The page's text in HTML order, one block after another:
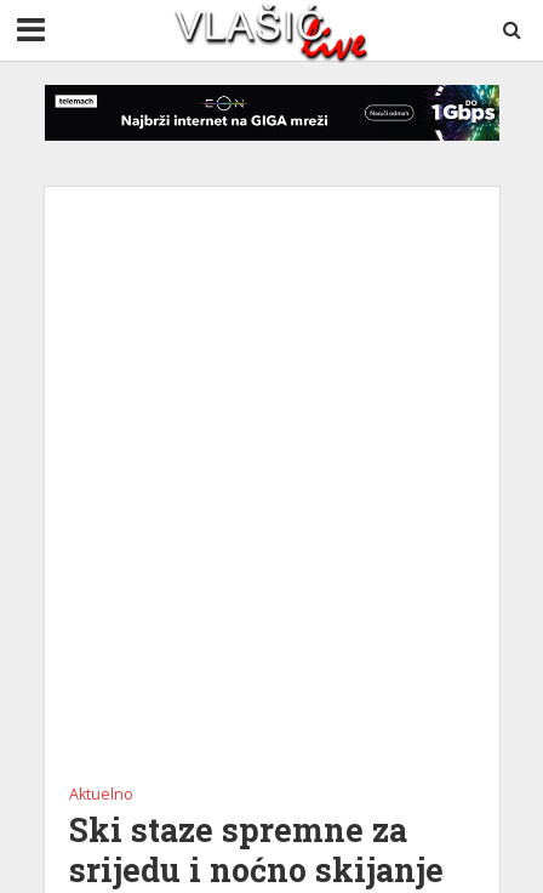
Aktuelno
Ski staze spremne za
srijedu i noćno skijanje